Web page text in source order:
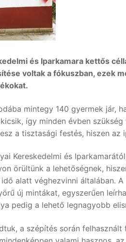
és Iparkamara kettős
voltak a fókuszban, ezek
mintegy 140 gyermek jár,
így minden évben
a tisztasági festés, hiszen
Kereskedelmi és
örültünk a lehetőségnek,
alatt véghezvinni általában.
új mintákat, egyszerűen
pedig a lehető legnagyobb
a szépítés során